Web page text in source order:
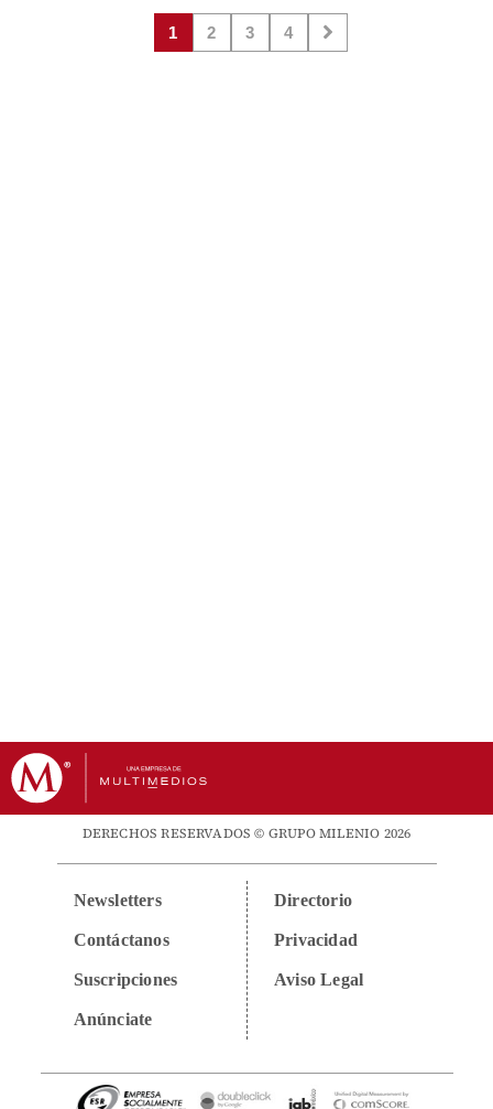
1 2 3 4
DERECHOS RESERVADOS © GRUPO MILENIO 2026
Newsletters
Contáctanos
Suscripciones
Anúnciate
Directorio
Privacidad
Aviso Legal